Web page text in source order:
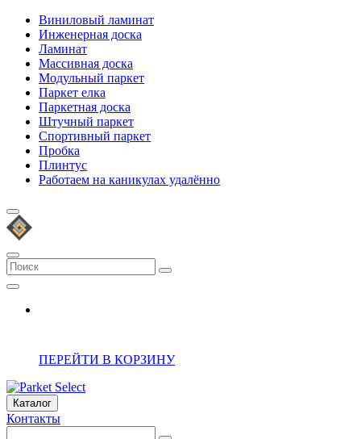
Виниловый ламинат
Инженерная доска
Ламинат
Массивная доска
Модульный паркет
Паркет елка
Паркетная доска
Штучный паркет
Спортивный паркет
Пробка
Плинтус
Работаем на каникулах удалённо
ПЕРЕЙТИ В КОРЗИНУ
Каталог
Контакты